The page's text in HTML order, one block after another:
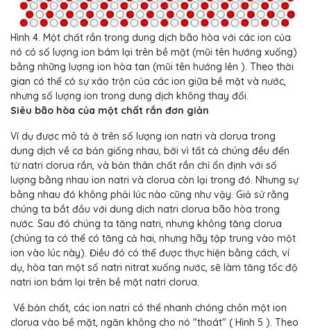
Hình 4. Một chất rắn trong dung dịch bão hòa với các ion của
nó có số lượng ion bám lại trên bề mặt (mũi tên hướng xuống)
bằng những lượng ion hòa tan (mũi tên hướng lên ). Theo thời
gian có thể có sự xáo trộn của các ion giữa bề mặt và nước,
nhưng số lượng ion trong dung dịch không thay đổi.
Siêu bão hòa của một chất rắn đơn giản
Ví dụ được mô tả ở trên số lượng ion natri và clorua trong
dung dịch về cơ bản giống nhau, bởi vì tất cả chúng đều đến
từ natri clorua rắn, và bản thân chất rắn chỉ ổn định với số
lượng bằng nhau ion natri và clorua còn lại trong đó. Nhưng sự
bằng nhau đó không phải lúc nào cũng như vậy. Giả sử rằng
chúng ta bắt đầu với dung dịch natri clorua bão hòa trong
nước. Sau đó chúng ta tăng natri, nhưng không tăng clorua
(chúng ta có thể có tăng cả hai, nhưng hãy tập trung vào một
ion vào lúc này). Điều đó có thể được thực hiện bằng cách, ví
dụ, hòa tan một số natri nitrat xuống nước, sẽ làm tăng tốc độ
natri ion bám lại trên bề mặt natri clorua.
Về bản chất, các ion natri có thể nhanh chóng chôn một ion
clorua vào bề mặt, ngăn không cho nó "thoát" ( Hình 5 ). Theo